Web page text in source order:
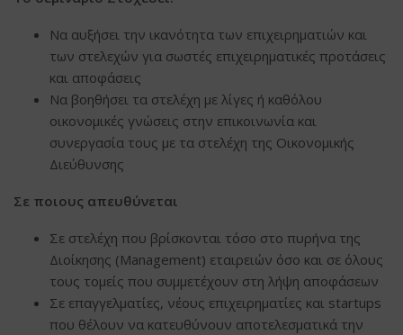
Να αυξήσει την ικανότητα των επιχειρηματιών και
των στελεχών για σωστές επιχειρηματικές προτάσεις
και αποφάσεις
Να βοηθήσει τα στελέχη με λίγες ή καθόλου
οικονομικές γνώσεις στην επικοινωνία και
συνεργασία τους με τα στελέχη της Οικονομικής
Διεύθυνσης
Σε ποιους απευθύνεται
Σε στελέχη που βρίσκονται τόσο στο πυρήνα της
Διοίκησης (Μanagement) εταιρειών όσο και σε όλους
τους τομείς που συμμετέχουν στη λήψη αποφάσεων
Σε επαγγελματίες, νέους επιχειρηματίες και startups
που θέλουν να κατευθύνουν αποτελεσματικά την